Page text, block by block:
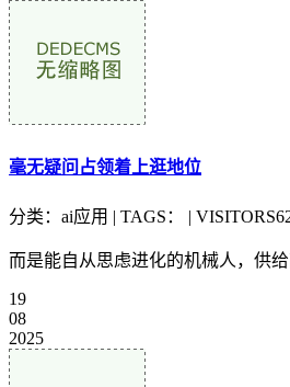
毫无疑问占领着上逛地位
分类：ai应用 | TAGS： |
而是能自从思虑进化的机械人，供
19
08
2025